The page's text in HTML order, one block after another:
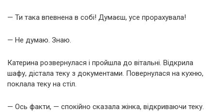
— Ти така впевнена в собі! Думаєш, усе прорахувала!
— Не думаю. Знаю.
Катерина розвернулася і пройшла до вітальні. Відкрила
шафу, дістала теку з документами. Повернулася на кухню,
поклала теку на стіл.
— Ось факти, — спокійно сказала жінка, відкриваючи теку.